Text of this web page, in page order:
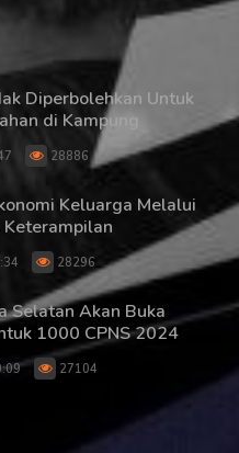
Diperbolehkan Untuk
di Kampung
28886
Keluarga Melalui
28296
Selatan Akan Buka
1000 CPNS 2024
27104